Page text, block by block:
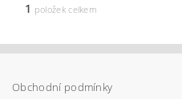
1 položek celkem
Obchodní podmínky